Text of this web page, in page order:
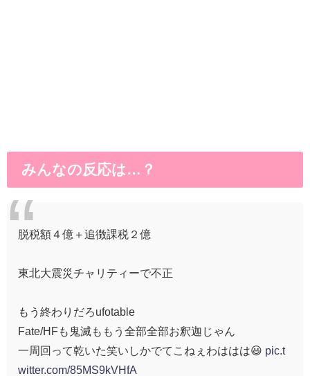
みんなの反応は…？
脱税額４億＋追徴課税２億
東北大震災チャリティーで不正
もう終わりだろufotable
Fate/HFも鬼滅ももう全部全部お釈迦じゃん
一周回って乾いた笑いしかでてこねぇわははは😃 pic.t
witter.com/85MS9kVHfA